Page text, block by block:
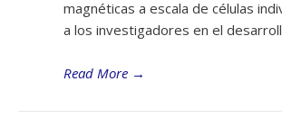
magnéticas a escala de células
a los investigadores en el
Read More →